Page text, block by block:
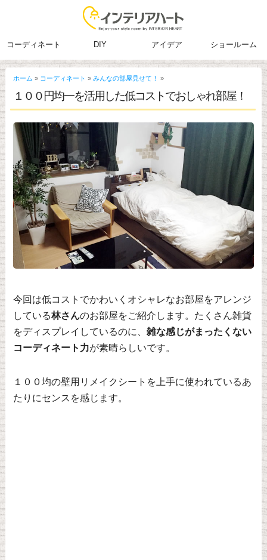
コーディネート DIY アイデア ショールーム
ホーム » コーディネート » みんなの部屋見せて！ »
１００円均一を活用した低コストでおしゃれ部屋！
今回は低コストでかわいくオシャレなお部屋をアレンジ
している林さんのお部屋をご紹介します。たくさん雑貨
をディスプレイしているのに、 雑な感じがまったくない
コーディネート力が素晴らしいです。
１００均の壁用リメイクシートを上手に使われているあ
たりにセンスを感じます。